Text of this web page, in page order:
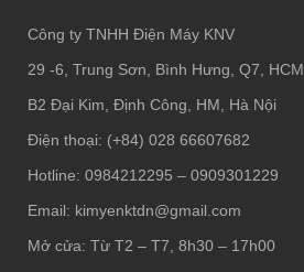
Công ty TNHH Điện Máy KNV
29 -6, Trung Sơn, Bình Hưng, Q7, HCM
B2 Đại Kim, Định Công, HM, Hà Nội
Điện thoại: (+84) 028 66607682
Hotline: 0984212295 – 0909301229
Email: kimyenktdn@gmail.com
Mở cửa: Từ T2 – T7, 8h30 – 17h00